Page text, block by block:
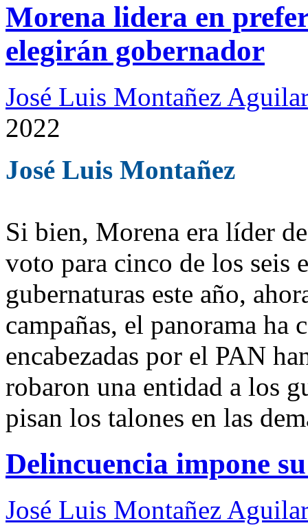
Morena lidera en
elegirán gobernador
José Luis Montañez Aguilar
2022
José Luis Montañez
Si bien, Morena era líder
voto para cinco de los seis
gubernaturas este año,
campañas, el panorama ha
encabezadas por el PAN
robaron una entidad a los
pisan los talones en las
Delincuencia impone
José Luis Montañez Aguilar